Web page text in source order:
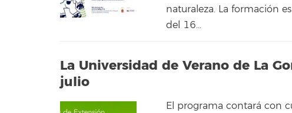
naturaleza. La formación
del 16…
La Universidad de Verano de La
julio
El programa contará con